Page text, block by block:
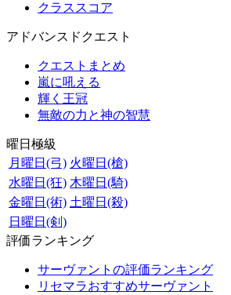
クラススコア
アドバンスドクエスト
クエストまとめ
嵐に吼える
輝く王冠
無敵の力と神の智慧
曜日極級
月曜日(弓) 火曜日(槍)
水曜日(狂) 木曜日(騎)
金曜日(術) 土曜日(殺)
日曜日(剣)
評価ランキング
サーヴァントの評価ランキング
リセマラおすすめサーヴァント